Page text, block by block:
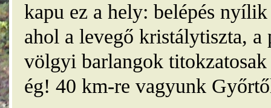
kapu ez a hely: belépés
ahol a levegő kristálytiszta, a
völgyi barlangok
ég! 40 km-re vagyunk